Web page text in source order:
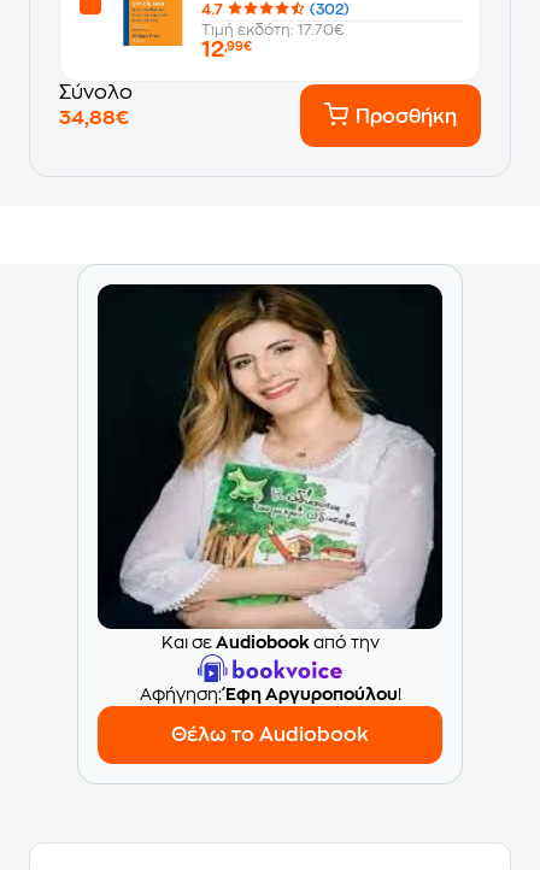
4.7
(302)
Τιμή εκδότη: 17.70€
12,99€
Σύνολο
34,88€
Προσθήκη
Και σε Audiobookαπό την
Aφήγηση:Έφη Αργυροπούλου!
Θέλω το Audiobook